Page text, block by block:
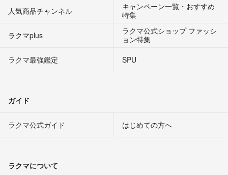
人気商品チャンネル
キャンペーン一覧・おすすめ
特集
ラクマplus
ラクマ公式ショップ ファッシ
ョン特集
ラクマ最強鑑定
SPU
ガイド
ラクマ公式ガイド はじめての方へ
ラクマについて